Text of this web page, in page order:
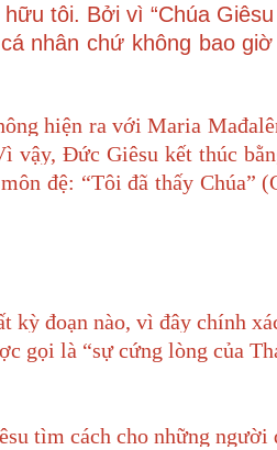
tôi. Bởi vì “Chúa
nhân chứ không bao giờ
hiện ra với Maria
vậy, Đức Giêsu kết thúc
đệ: “Tôi đã thấy Chúa”
kỳ đoạn nào, vì đây chính
gọi là “sự cứng lòng của
tìm cách cho những người